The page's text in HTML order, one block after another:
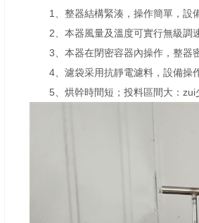
1、整器結構緊湊，操作簡單，設備
2、本器風量及溫度可實行無級調速
3、本器在閉密容器內操作，整器密
4、濾袋采用抗靜電濾料，設備操作
5、烘幹時間短；投料區間大：zui